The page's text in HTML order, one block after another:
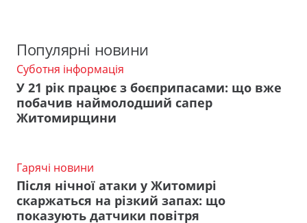
Популярні новини
Суботня інформація
У 21 рік працює з боєприпасами: що вже
побачив наймолодший сапер
Житомирщини
Гарячі новини
Після нічної атаки у Житомирі
скаржаться на різкий запах: що
показують датчики повітря